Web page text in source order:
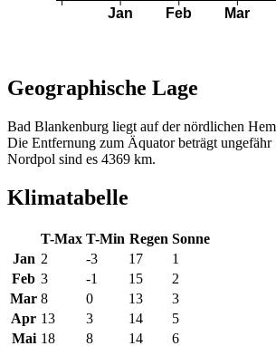
Geographische Lage
Bad Blankenburg liegt auf der nördlichen
Die Entfernung zum Äquator beträgt
Nordpol sind es 4369 km.
Klimatabelle
T-Max T-Min Regen Sonne
Jan 2 -3 17
1
Feb 3 -1 15
2
Mar 8 0 13
3
Apr 13 3 14
5
Mai 18 8 14 6